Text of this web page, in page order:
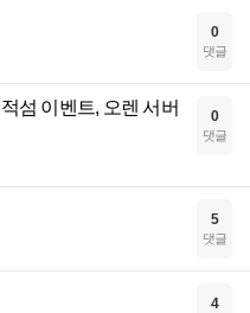
0
댓글
섬 이벤트, 오렌 서버
0
댓글
5
댓글
4